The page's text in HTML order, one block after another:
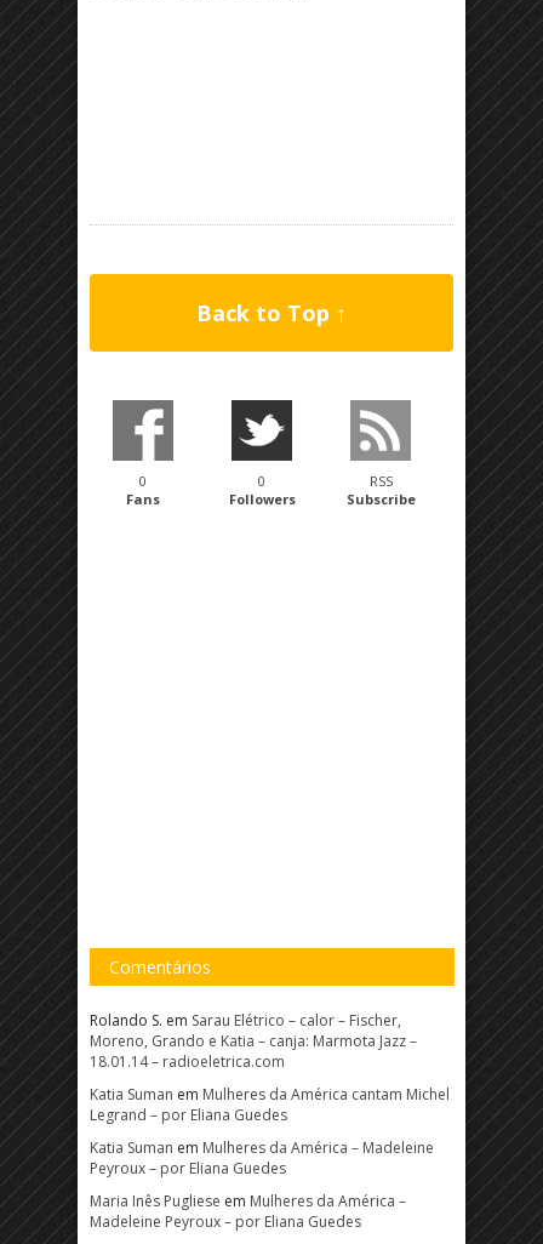
Back to Top ↑
0
Fans
0
Followers
RSS
Subscribe
Comentários
Rolando S. em Sarau Elétrico – calor – Fischer,
Moreno, Grando e Katia – canja: Marmota Jazz –
18.01.14 – radioeletrica.com
Katia Suman em Mulheres da América cantam Michel
Legrand – por Eliana Guedes
Katia Suman em Mulheres da América – Madeleine
Peyroux – por Eliana Guedes
Maria Inês Pugliese em Mulheres da América –
Madeleine Peyroux – por Eliana Guedes